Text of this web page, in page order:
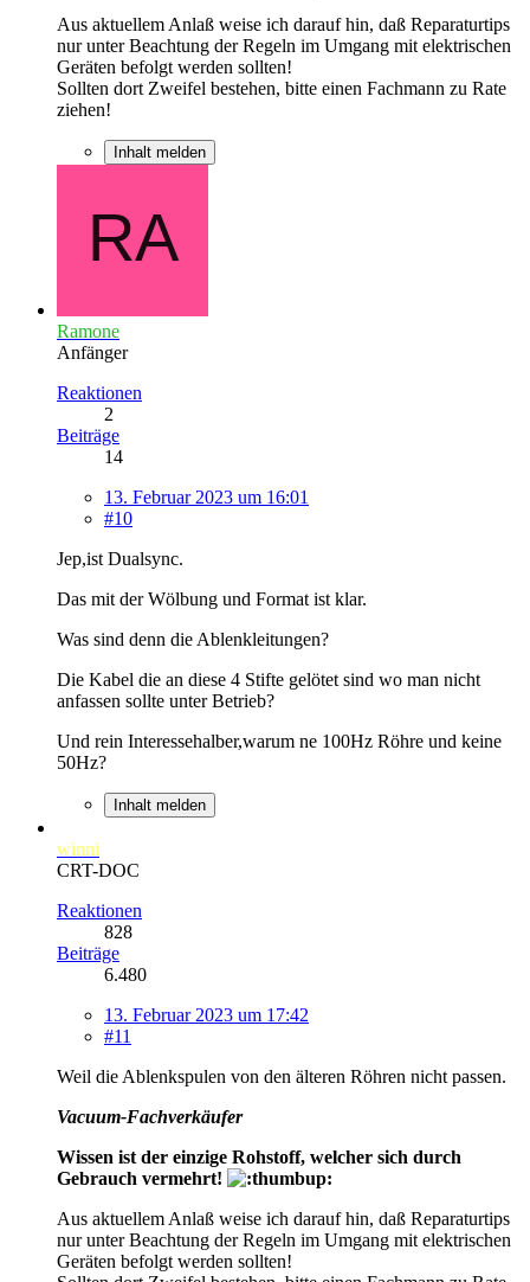
Aus aktuellem Anlaß weise ich darauf hin, daß Reparaturtips
nur unter Beachtung der Regeln im Umgang mit elektrischen
Geräten befolgt werden sollten!
Sollten dort Zweifel bestehen, bitte einen Fachmann zu Rate
ziehen!
Inhalt melden
Ramone
Anfänger
Reaktionen
2
Beiträge
14
13. Februar 2023 um 16:01
#10
Jep,ist Dualsync.
Das mit der Wölbung und Format ist klar.
Was sind denn die Ablenkleitungen?
Die Kabel die an diese 4 Stifte gelötet sind wo man nicht
anfassen sollte unter Betrieb?
Und rein Interessehalber,warum ne 100Hz Röhre und keine
50Hz?
Inhalt melden
winni
CRT-DOC
Reaktionen
828
Beiträge
6.480
13. Februar 2023 um 17:42
#11
Weil die Ablenkspulen von den älteren Röhren nicht passen.
Vacuum-Fachverkäufer
Wissen ist der einzige Rohstoff, welcher sich durch
Gebrauch vermehrt!
Aus aktuellem Anlaß weise ich darauf hin, daß Reparaturtips
nur unter Beachtung der Regeln im Umgang mit elektrischen
Geräten befolgt werden sollten!